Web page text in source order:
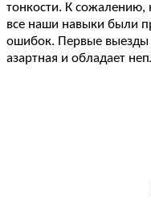
тонкости. К сожалению,
все наши навыки были
ошибок. Первые выезды
азартная и обладает